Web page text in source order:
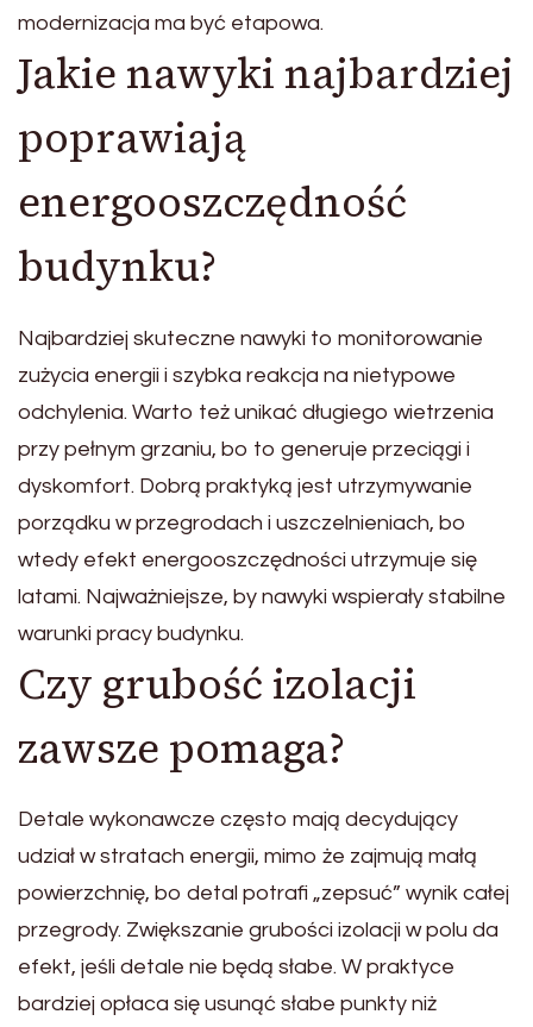
modernizacja ma być etapowa.
Jakie nawyki najbardziej
poprawiają
energooszczędność
budynku?
Najbardziej skuteczne nawyki to monitorowanie
zużycia energii i szybka reakcja na nietypowe
odchylenia. Warto też unikać długiego wietrzenia
przy pełnym grzaniu, bo to generuje przeciągi i
dyskomfort. Dobrą praktyką jest utrzymywanie
porządku w przegrodach i uszczelnieniach, bo
wtedy efekt energooszczędności utrzymuje się
latami. Najważniejsze, by nawyki wspierały stabilne
warunki pracy budynku.
Czy grubość izolacji
zawsze pomaga?
Detale wykonawcze często mają decydujący
udział w stratach energii, mimo że zajmują małą
powierzchnię, bo detal potrafi „zepsuć” wynik całej
przegrody. Zwiększanie grubości izolacji w polu da
efekt, jeśli detale nie będą słabe. W praktyce
bardziej opłaca się usunąć słabe punkty niż